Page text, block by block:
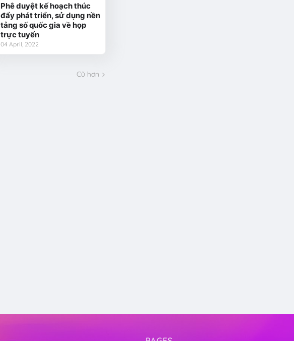
Phê duyệt kế hoạch thúc
đẩy phát triển, sử dụng nền
tảng số quốc gia về họp
trực tuyến
04 April, 2022
Cũ hơn